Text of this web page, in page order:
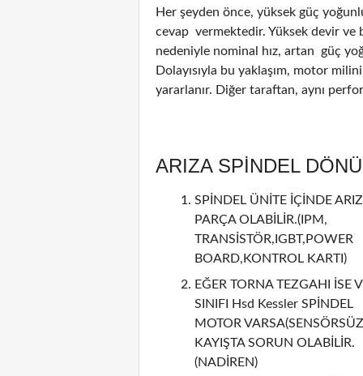
Her şeyden önce, yüksek güç
cevap vermektedir. Yüksek devir ve
nedeniyle nominal hız, artan güç
Dolayısıyla bu yaklaşım, motor
yararlanır. Diğer taraftan, aynı
ARIZA SPİNDEL
SPİNDEL ÜNİTE İÇİNDE
PARÇA OLABİLİR.(IPM,
TRANSİSTÖR,IGBT,POWER
BOARD,KONTROL KARTI)
EĞER TORNA TEZGAHI İSE
SINIFI Hsd Kessler SPİNDEL
MOTOR
KAYIŞTA SORUN OLABİLİR.
(NADİREN)